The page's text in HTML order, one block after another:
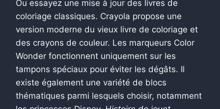
Ou essayez une mise à jour des livres de
coloriage classiques. Crayola propose une
version moderne du vieux livre de coloriage et
des crayons de couleur. Les marqueurs Color
Wonder fonctionnent uniquement sur les
tampons spéciaux pour éviter les dégâts. Il
existe également une variété de blocs
thématiques parmi lesquels choisir, notamment